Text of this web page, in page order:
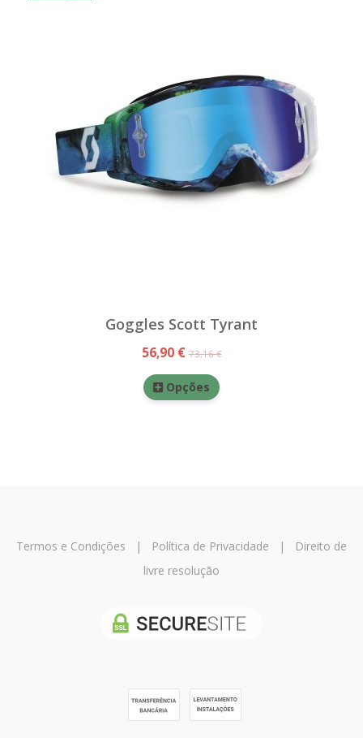
Goggles Scott Tyrant
56,90 €73,16 €
Opções
Termos e Condições | Política de Privacidade |
Direito de
livre resolução